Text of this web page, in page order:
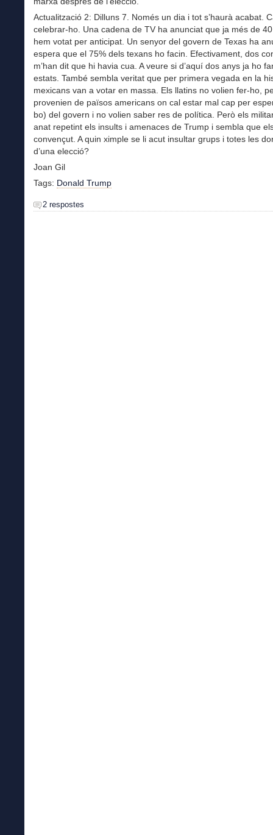
Actualització 2: Dilluns 7. Només un dia i tot s’haurà acabat.
celebrar-ho. Una cadena de TV ha anunciat que ja més de
hem votat per anticipat. Un senyor del govern de Texas ha
espera que el 75% dels texans ho facin. Efectivament, dos
m’han dit que hi havia cua. A veure si d’aquí dos anys ja ho
estats. També sembla veritat que per primera vegada en la
mexicans van a votar en massa. Els llatins no volien fer-ho,
provenien de països americans on cal estar mal cap per
bo) del govern i no volien saber res de política. Però els
anat repetint els insults i amenaces de Trump i sembla que
convençut. A quin ximple se li acut insultar grups i totes les
d’una elecció?
Joan Gil
Tags: Donald Trump
2 respostes